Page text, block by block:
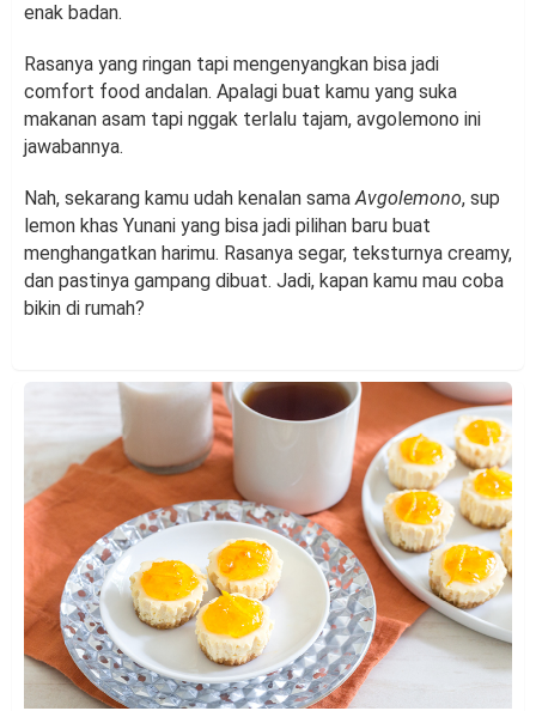
enak badan.
Rasanya yang ringan tapi mengenyangkan bisa jadi
comfort food andalan. Apalagi buat kamu yang suka
makanan asam tapi nggak terlalu tajam, avgolemono ini
jawabannya.
Nah, sekarang kamu udah kenalan samaAvgolemono, sup
lemon khas Yunani yang bisa jadi pilihan baru buat
menghangatkan harimu. Rasanya segar, teksturnya creamy,
dan pastinya gampang dibuat. Jadi, kapan kamu mau coba
bikin di rumah?